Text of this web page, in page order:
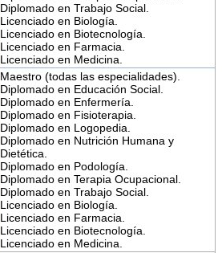
Diplomado en Trabajo Social.
Licenciado en Biología.
Licenciado en Biotecnología.
Licenciado en Farmacia.
Licenciado en Medicina.
Maestro (todas las especialidades).
Diplomado en Educación Social.
Diplomado en Enfermería.
Diplomado en Fisioterapia.
Diplomado en Logopedia.
Diplomado en Nutrición Humana y
Dietética.
Diplomado en Podología.
Diplomado en Terapia Ocupacional.
Diplomado en Trabajo Social.
Licenciado en Biología.
Licenciado en Farmacia.
Licenciado en Biotecnología.
Licenciado en Medicina.